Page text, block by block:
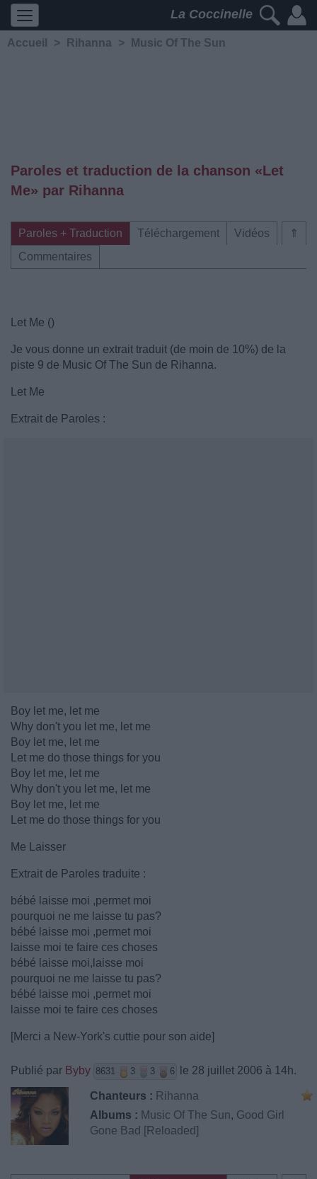
La Coccinelle
Accueil > Rihanna > Music Of The Sun
Paroles et traduction de la chanson «Let
Me» par Rihanna
⇑
Paroles + Traduction Téléchargement
Vidéos
Commentaires
Let Me ()
Je vous donne un extrait traduit (de moin de 10%) de la
piste 9 de Music Of The Sun de Rihanna.
Let Me
Extrait de Paroles :
Boy let me, let me
Why don't you let me, let me
Boy let me, let me
Let me do those things for you
Boy let me, let me
Why don't you let me, let me
Boy let me, let me
Let me do those things for you
Me Laisser
Extrait de Paroles traduite :
bébé laisse moi ,permet moi
pourquoi ne me laisse tu pas?
bébé laisse moi ,permet moi
laisse moi te faire ces choses
bébé laisse moi,laisse moi
pourquoi ne me laisse tu pas?
bébé laisse moi ,permet moi
laisse moi te faire ces choses
[Merci a New-York's cuttie pour son aide]
Publié par Byby 8631 3 3 6 le 28 juillet 2006 à 14h.
Chanteurs : Rihanna
Albums : Music Of The Sun, Good Girl
Gone Bad [Reloaded]